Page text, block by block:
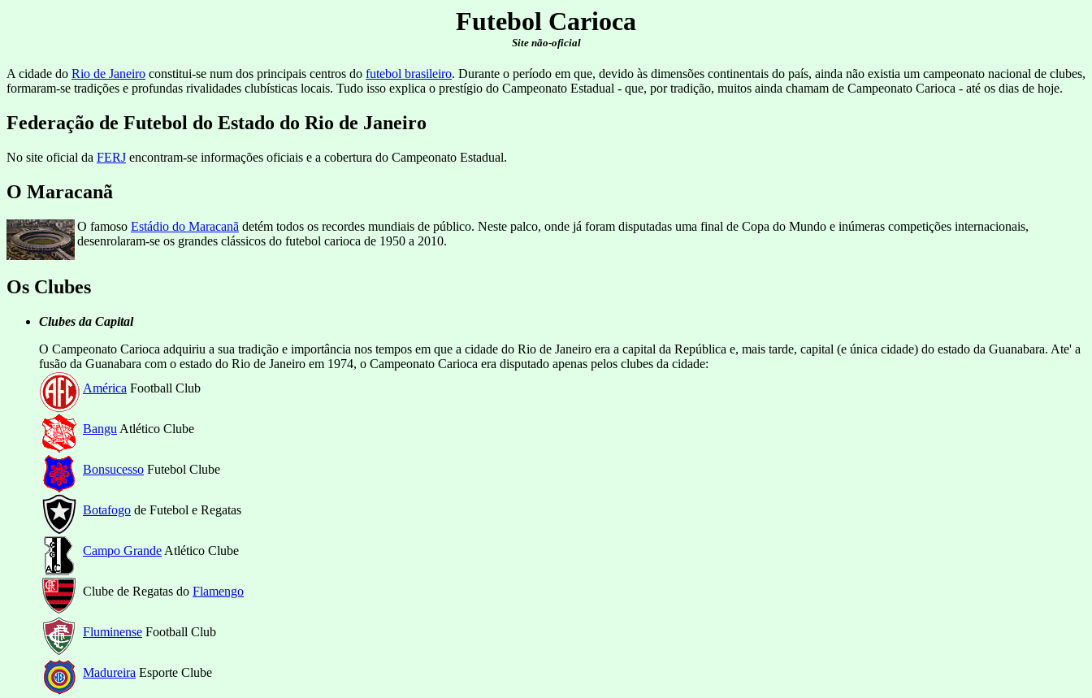
Futebol Carioca
Site não-oficial
A cidade do Rio de Janeiro constitui-se num dos principais centros do futebol brasileiro. Durante o período em que, devido às dimensões continentais do país, ainda não existia um campeonato nacional de clubes,
formaram-se tradições e profundas rivalidades clubísticas locais. Tudo isso explica o prestígio do Campeonato Estadual - que, por tradição, muitos ainda chamam de Campeonato Carioca - até os dias de hoje.
Federação de Futebol do Estado do Rio de Janeiro
No site oficial da FERJ encontram-se informações oficiais e a cobertura do Campeonato Estadual.
O Maracanã
O famoso Estádio do Maracanã detém todos os recordes mundiais de público. Neste palco, onde já foram disputadas uma final de Copa do Mundo e inúmeras competições internacionais,
desenrolaram-se os grandes clássicos do futebol carioca de 1950 a 2010.
Os Clubes
Clubes da Capital
O Campeonato Carioca adquiriu a sua tradição e importância nos tempos em que a cidade do Rio de Janeiro era a capital da República e, mais tarde, capital (e única cidade) do estado da Guanabara. Ate' a
fusão da Guanabara com o estado do Rio de Janeiro em 1974, o Campeonato Carioca era disputado apenas pelos clubes da cidade:
América Football Club
Bangu Atlético Clube
Bonsucesso Futebol Clube
Botafogo de Futebol e Regatas
Campo Grande Atlético Clube
Clube de Regatas do Flamengo
Fluminense Football Club
Madureira Esporte Clube